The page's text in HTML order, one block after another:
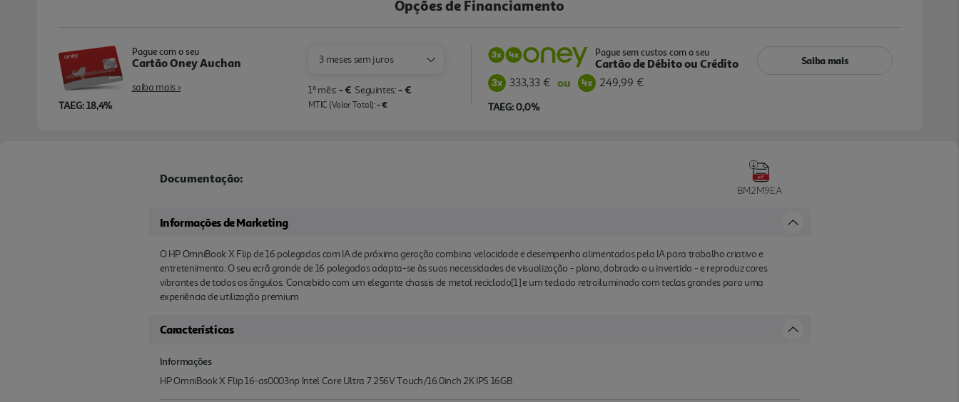
Opções de Financiamento
TAEG: 18,4%
Pague com o seu
Cartão Oney Auchan
saiba mais >
3 meses sem juros
1º mês: - € Seguintes:- €
MTIC (Valor Total):- €
Pague sem custos com o seu
Cartão de Débito ou Crédito
333,33 € ou 249,99 €
TAEG: 0,0%
Saiba mais
Documentação:
BM2M9EA
Informações de Marketing
O HP OmniBook X Flip de 16 polegadas com IA de próxima geração combina velocidade e desempenho alimentados pela IA para trabalho criativo e
entretenimento. O seu ecrã grande de 16 polegadas adapta-se às suas necessidades de visualização - plano, dobrado o u invertido - e reproduz cores
vibrantes de todos os ângulos. Concebido com um elegante chassis de metal reciclado[1] e um teclado retroiluminado com teclas grandes para uma
experiência de utilização premium
Características
Informações
HP OmniBook X Flip 16-as0003np Intel Core Ultra 7 256V Touch/16.0inch 2K IPS 16GB